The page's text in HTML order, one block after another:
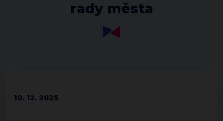
rady města
10. 12. 2025